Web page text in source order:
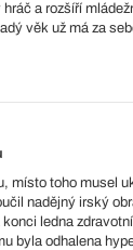
a rozšíří
věk už má za
místo toho musel
nadějný irský
ledna
byla odhalena